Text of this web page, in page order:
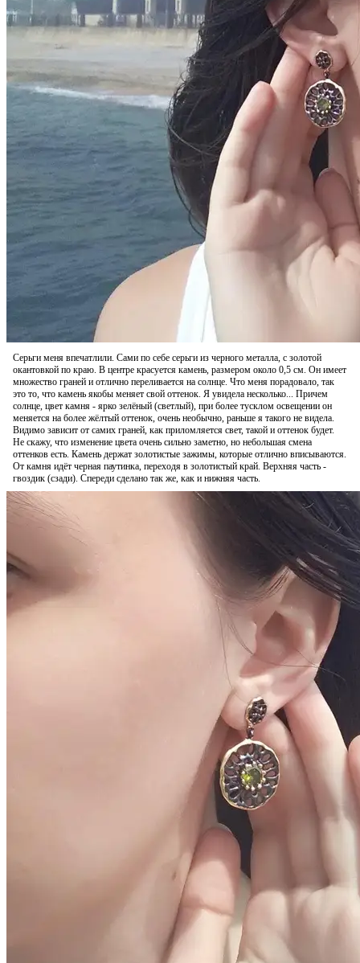
Серьги меня впечатлили. Сами по себе серьги из черного металла, с золотой
окантовкой по краю. В центре красуется камень, размером около 0,5 см. Он имеет
множество граней и отлично переливается на солнце. Что меня порадовало, так
это то, что камень якобы меняет свой оттенок. Я увидела несколько... Причем
солнце, цвет камня - ярко зелёный (светлый), при более тусклом освещении он
меняется на более жёлтый оттенок, очень необычно, раньше я такого не видела.
Видимо зависит от самих граней, как приломляется свет, такой и оттенок будет.
Не скажу, что изменение цвета очень сильно заметно, но небольшая смена
оттенков есть. Камень держат золотистые зажимы, которые отлично вписываются.
От камня идёт черная паутинка, переходя в золотистый край. Верхняя часть -
гвоздик (сзади). Спереди сделано так же, как и нижняя часть.